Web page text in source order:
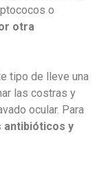
o
otra
tipo de lleve una
las costras y
ocular. Para
antibióticos y